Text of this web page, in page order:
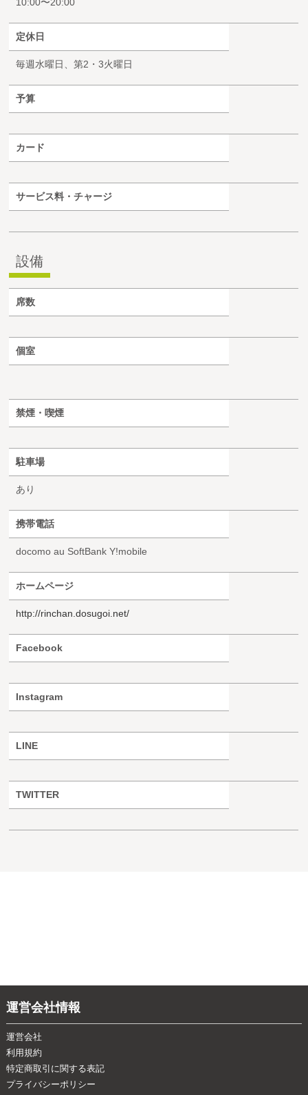
10:00〜20:00
定休日
毎週水曜日、第2・3火曜日
予算
カード
サービス料・チャージ
設備
席数
個室
禁煙・喫煙
駐車場
あり
携帯電話
docomo au SoftBank Y!mobile
ホームページ
http://rinchan.dosugoi.net/
Facebook
Instagram
LINE
TWITTER
運営会社情報
運営会社
利用規約
特定商取引に関する表記
プライバシーポリシー